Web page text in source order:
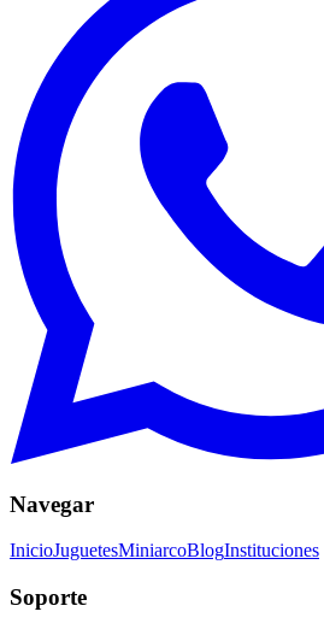
Navegar
InicioJuguetesMiniarcoBlogInstituciones
Soporte